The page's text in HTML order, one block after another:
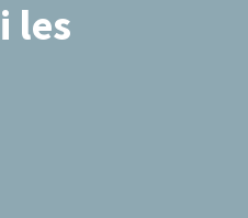
les